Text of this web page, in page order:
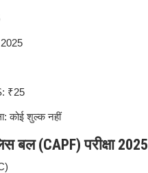
2025
₹25
कोई शुल्क नहीं
(CAPF) परीक्षा 2025